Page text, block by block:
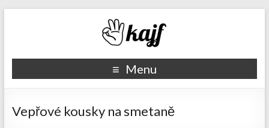
Recepty kajf.cz
Menu
Vepřové kousky na smetaně